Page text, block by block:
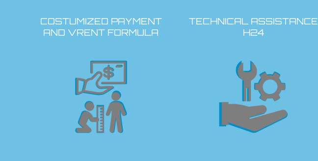
COSTUMIZED PAYMENT
AND VRENT FORMULA
TECHNICAL ASSISTANCE
H24